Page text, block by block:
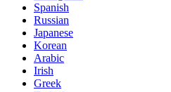
Spanish
Russian
Japanese
Korean
Arabic
Irish
Greek